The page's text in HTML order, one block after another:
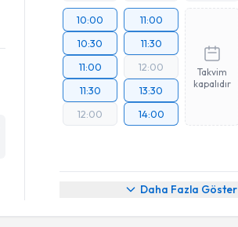
10:00
10:30
11:00
11:30
12:00
11:00
11:30
12:00
13:30
14:00
Takvim
kapalıdır
Daha Fazla Göster